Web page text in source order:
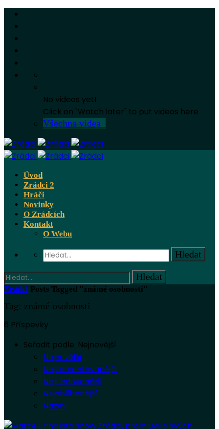
No videos yet!
Click on "Watch later" to put videos here
Všechna videa
Úvod
Zrádci 2
Hráči
Novinky
O Zrádcích
Kontakt
O Webu
Zrádci Posts Tagged "známé osobnosti"
Tag: známé osobnosti
6 Příspevky
Seřadit podle: Nejnovější
Nejnovější
Nejkomentovanější
Nejsledovanější
Nejoblíbenější
Název